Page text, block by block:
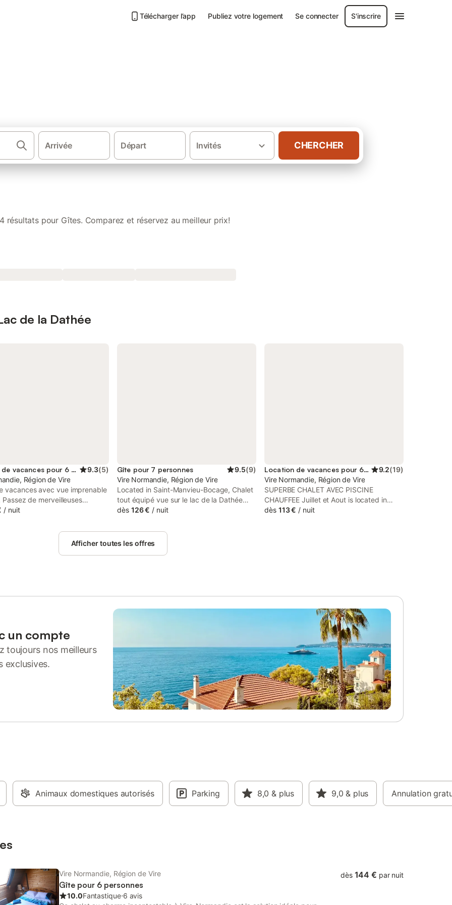
Télécharger l’app Publiez votre logement Se connecter S'inscrire
Arrivée Départ Invités CHERCHER
résultats pour Gîtes. Comparez et réservez au meilleur prix!
de la Dathée
Location de vacances pour 6 personnes 9.3(5)
Région de Vire
vacances avec vue imprenable
Passez de merveilleuses
dans cette maison de vacances
et constitue le cadre idéal pour
dont vous vous souviendrez
faire de magnifiques
et du VTT, et non loin de là,
également jouer au golf. La
vacances est l'endroit idéal
/ nuit
Gîte pour 7 personnes 9.5(9)
Vire Normandie, Région de Vire
Located in Saint-Manvieu-Bocage, Chalet
tout équipé vue sur le lac de la Dathée
Vire Normandie features accommodation
access to a balcony and free private
parking.
dès 126 € / nuit
Location de vacances pour 6 personnes 9.2(19)
Vire Normandie, Région de Vire
SUPERBE CHALET AVEC PISCINE
CHAUFFEE Juillet et Aout is located in
Saint-Manvieu-Bocage, 39 km from
dès 113 € / nuit
Afficher toutes les offres
un compte
toujours nos meilleurs
exclusives.
Animaux domestiques autorisés Parking 8,0 & plus 9,0 & plus Annulation
Vire Normandie, Région de Vire
Gîte pour 6 personnes
10.0Fantastique⋅6 avis
dès 144 € par nuit